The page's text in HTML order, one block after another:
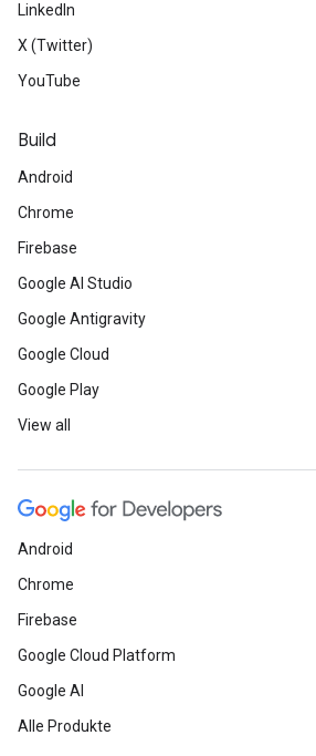
LinkedIn
X (Twitter)
YouTube
Build
Android
Chrome
Firebase
Google AI Studio
Google Antigravity
Google Cloud
Google Play
View all
Android
Chrome
Firebase
Google Cloud Platform
Google AI
Alle Produkte